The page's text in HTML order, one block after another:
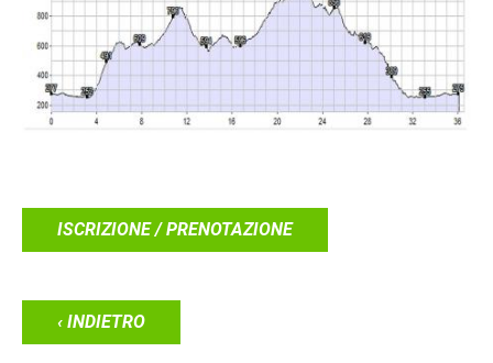
ISCRIZIONE / PRENOTAZIONE
‹ INDIETRO